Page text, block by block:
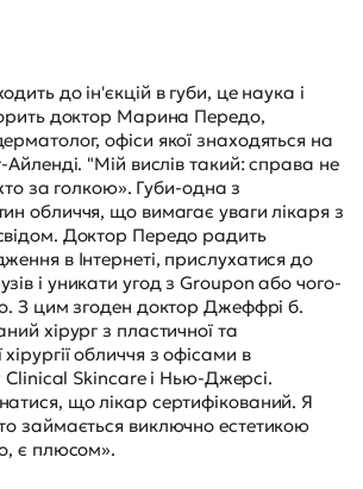
до ін'єкцій в губи, це наука і
доктор Марина Передо,
офіси якої знаходяться на
Айленді. "Мій вислів такий: справа не
за голкою». Губи-одна з
обличчя, що вимагає уваги лікаря з
Доктор Передо радить
в Інтернеті, прислухатися до
і уникати угод з Groupon або чого-
З цим згоден доктор Джеффрі б.
хірург з пластичної та
обличчя з офісами в
Clinical Skincare і Нью-Джерсі.
що лікар сертифікований. Я
займається виключно естетикою
є плюсом».